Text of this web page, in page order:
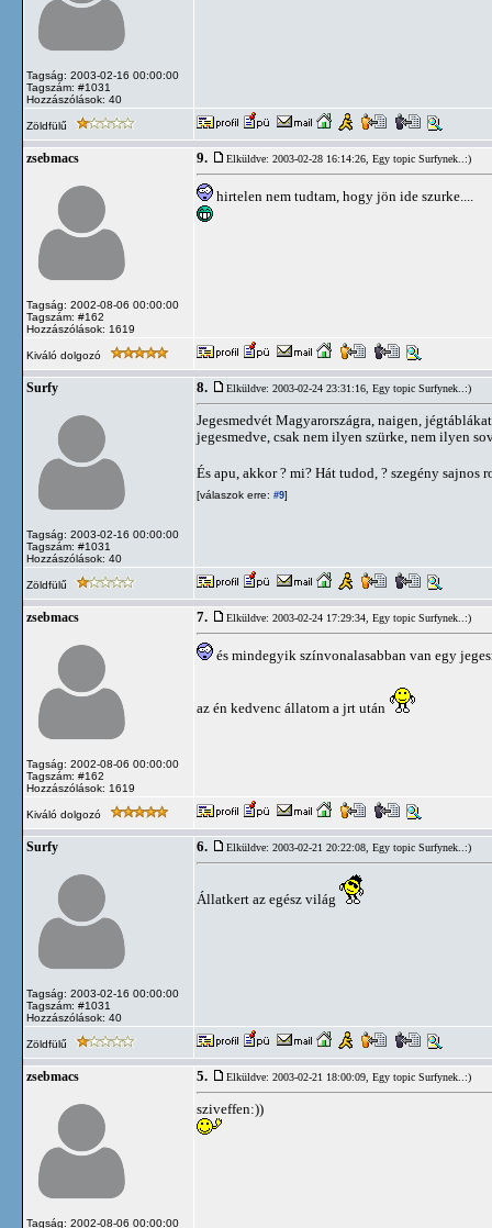
Tagság: 2003-02-16 00:00:00
Tagszám: #1031
Hozzászólások: 40
Zöldfülű
zsebmacs
Tagság: 2002-08-06 00:00:00
Tagszám: #162
Hozzászólások: 1619
9. Elküldve: 2003-02-28 16:14:26, Egy topic Surfynek..:)
hirtelen nem tudtam, hogy jön ide szurke....
Kiváló dolgozó
Surfy
Tagság: 2003-02-16 00:00:00
Tagszám: #1031
Hozzászólások: 40
8. Elküldve: 2003-02-24 23:31:16, Egy topic Surfynek..:)
Jegesmedvét Magyarországra, naigen,
jegesmedve, csak nem ilyen szürke, nem ilyen
És apu, akkor ? mi? Hát tudod, ? szegény
[válaszok erre: #9]
Zöldfülű
zsebmacs
Tagság: 2002-08-06 00:00:00
Tagszám: #162
Hozzászólások: 1619
7. Elküldve: 2003-02-24 17:29:34, Egy topic Surfynek..:)
és mindegyik színvonalasabban van egy
az én kedvenc állatom a jrt után
Kiváló dolgozó
Surfy
Tagság: 2003-02-16 00:00:00
Tagszám: #1031
Hozzászólások: 40
6. Elküldve: 2003-02-21 20:22:08, Egy topic Surfynek..:)
Állatkert az egész világ
Zöldfülű
zsebmacs
Tagság: 2002-08-06 00:00:00
5. Elküldve: 2003-02-21 18:00:09, Egy topic Surfynek..:)
sziveffen:))